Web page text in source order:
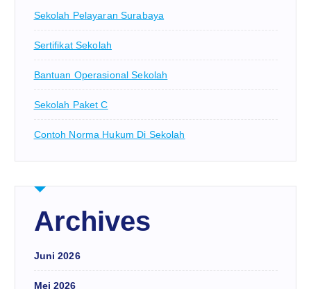
Sekolah Pelayaran Surabaya
Sertifikat Sekolah
Bantuan Operasional Sekolah
Sekolah Paket C
Contoh Norma Hukum Di Sekolah
Archives
Juni 2026
Mei 2026